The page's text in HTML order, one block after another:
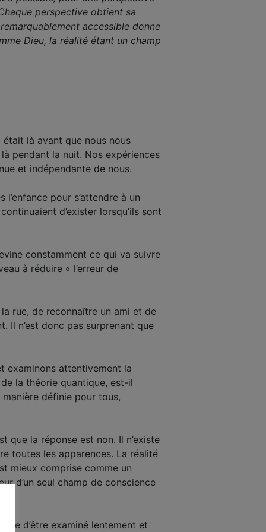
perspective obtient sa
accessible donne
Dieu, la réalité étant un champ
là avant que nous nous
pendant la nuit. Nos expériences
et indépendante de nous.
pour s’attendre à un
d’exister lorsqu’ils sont
constamment ce qui va suivre
à réduire « l’erreur de
rue, de reconnaître un ami et de
Il n’est donc pas surprenant que
examinons attentivement la
la théorie quantique, est-il
définie pour tous,
que la réponse est non. Il n’existe
toutes les apparences. La réalité
mieux comprise comme un
d’un seul champ de conscience
d’être examiné lentement et